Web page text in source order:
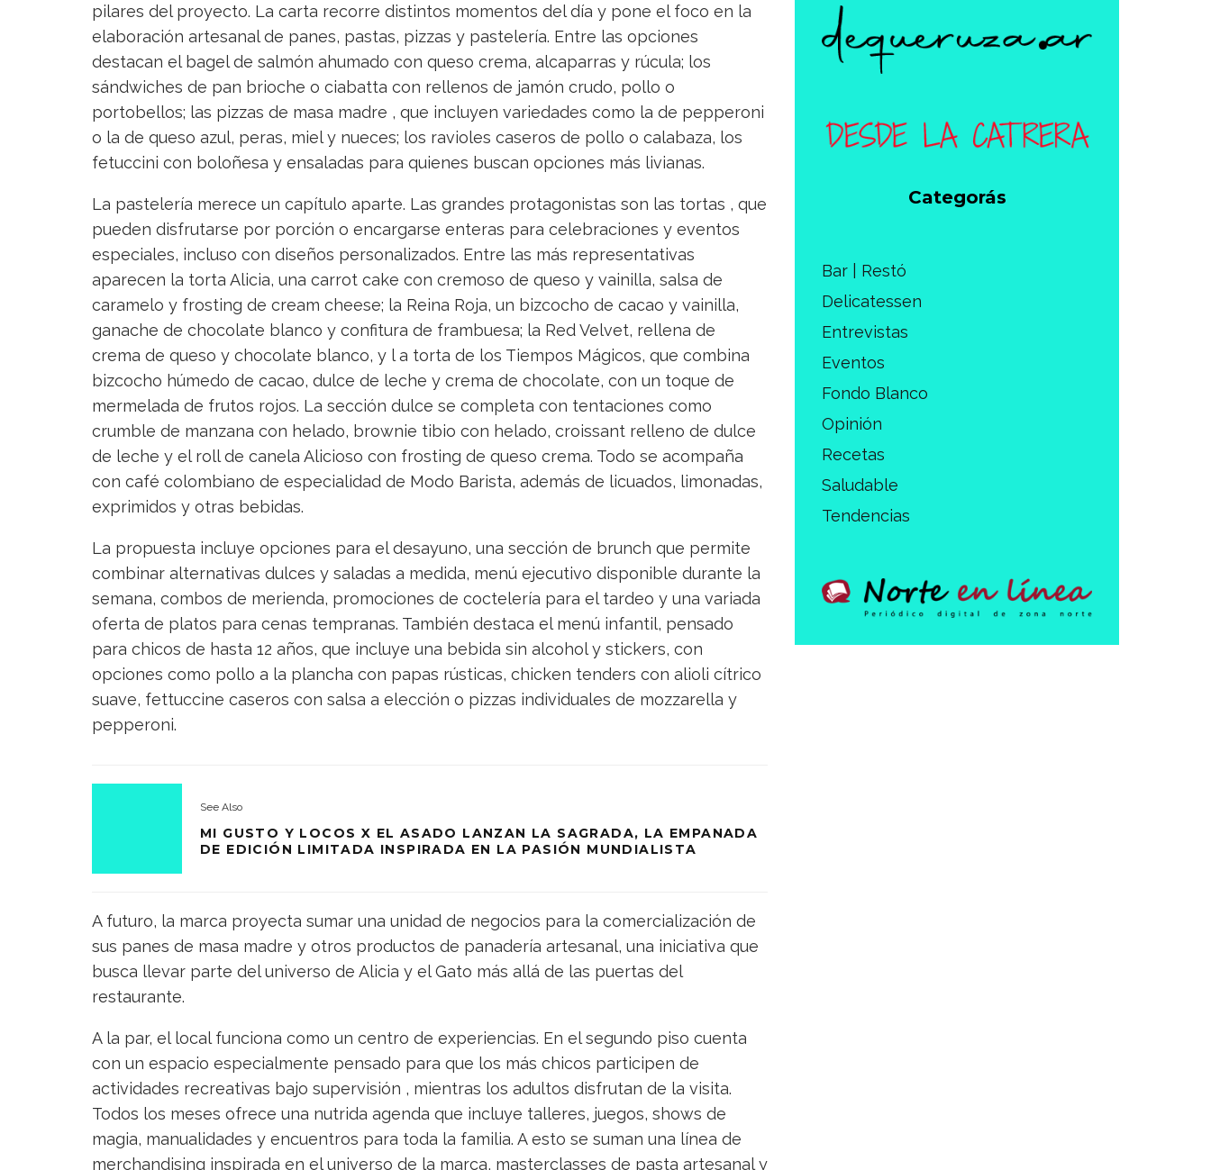
pilares del proyecto. La carta recorre distintos momentos del día y pone el foco en la
elaboración artesanal de panes, pastas, pizzas y pastelería. Entre las opciones
destacan el bagel de salmón ahumado con queso crema, alcaparras y rúcula; los
sándwiches de pan brioche o ciabatta con rellenos de jamón crudo, pollo o
portobellos; las pizzas de masa madre , que incluyen variedades como la de pepperoni
o la de queso azul, peras, miel y nueces; los ravioles caseros de pollo o calabaza, los
fetuccini con boloñesa y ensaladas para quienes buscan opciones más livianas.
La pastelería merece un capítulo aparte. Las grandes protagonistas son las tortas , que
pueden disfrutarse por porción o encargarse enteras para celebraciones y eventos
especiales, incluso con diseños personalizados. Entre las más representativas
aparecen la torta Alicia, una carrot cake con cremoso de queso y vainilla, salsa de
caramelo y frosting de cream cheese; la Reina Roja, un bizcocho de cacao y vainilla,
ganache de chocolate blanco y confitura de frambuesa; la Red Velvet, rellena de
crema de queso y chocolate blanco, y l a torta de los Tiempos Mágicos, que combina
bizcocho húmedo de cacao, dulce de leche y crema de chocolate, con un toque de
mermelada de frutos rojos. La sección dulce se completa con tentaciones como
crumble de manzana con helado, brownie tibio con helado, croissant relleno de dulce
de leche y el roll de canela Alicioso con frosting de queso crema. Todo se acompaña
con café colombiano de especialidad de Modo Barista, además de licuados, limonadas,
exprimidos y otras bebidas.
La propuesta incluye opciones para el desayuno, una sección de brunch que permite
combinar alternativas dulces y saladas a medida, menú ejecutivo disponible durante la
semana, combos de merienda, promociones de coctelería para el tardeo y una variada
oferta de platos para cenas tempranas. También destaca el menú infantil, pensado
para chicos de hasta 12 años, que incluye una bebida sin alcohol y stickers, con
opciones como pollo a la plancha con papas rústicas, chicken tenders con alioli cítrico
suave, fettuccine caseros con salsa a elección o pizzas individuales de mozzarella y
pepperoni.
See Also
MI GUSTO Y LOCOS X EL ASADO LANZAN LA SAGRADA, LA EMPANADA
DE EDICIÓN LIMITADA INSPIRADA EN LA PASIÓN MUNDIALISTA
A futuro, la marca proyecta sumar una unidad de negocios para la comercialización de
sus panes de masa madre y otros productos de panadería artesanal, una iniciativa que
busca llevar parte del universo de Alicia y el Gato más allá de las puertas del
restaurante.
A la par, el local funciona como un centro de experiencias. En el segundo piso cuenta
con un espacio especialmente pensado para que los más chicos participen de
actividades recreativas bajo supervisión , mientras los adultos disfrutan de la visita.
Todos los meses ofrece una nutrida agenda que incluye talleres, juegos, shows de
magia, manualidades y encuentros para toda la familia. A esto se suman una línea de
merchandising inspirada en el universo de la marca, masterclasses de pasta artesanal y
Categorás
Bar | Restó
Delicatessen
Entrevistas
Eventos
Fondo Blanco
Opinión
Recetas
Saludable
Tendencias